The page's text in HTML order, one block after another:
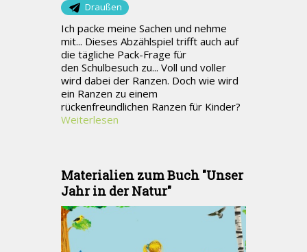
Draußen
Ich packe meine Sachen und nehme
mit... Dieses Abzählspiel trifft auch auf
die tägliche Pack-Frage für
den Schulbesuch zu... Voll und voller
wird dabei der Ranzen. Doch wie wird
ein Ranzen zu einem
rückenfreundlichen Ranzen für Kinder?
Weiterlesen
Materialien zum Buch "Unser
Jahr in der Natur"